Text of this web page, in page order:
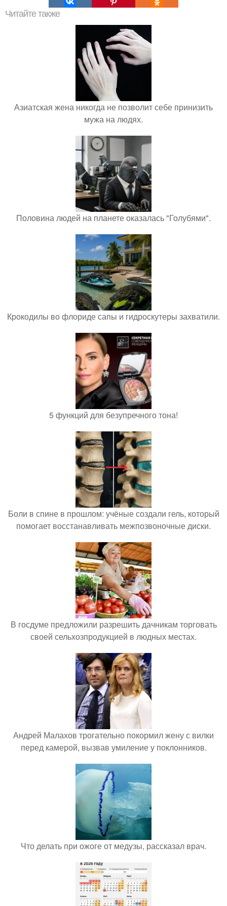
Читайте также
Азиатская жена никогда не позволит себе принизить
мужа на людях.
Половина людей на планете оказалась "Голубями".
Крокодилы во флориде сапы и гидроскутеры захватили.
5 функций для безупречного тона!
Боли в спине в прошлом: учёные создали гель, который
помогает восстанавливать межпозвоночные диски.
В госдуме предложили разрешить дачникам торговать
своей сельхозпродукцией в людных местах.
Андрей Малахов трогательно покормил жену с вилки
перед камерой, вызвав умиление у поклонников.
Что делать при ожоге от медузы, рассказал врач.